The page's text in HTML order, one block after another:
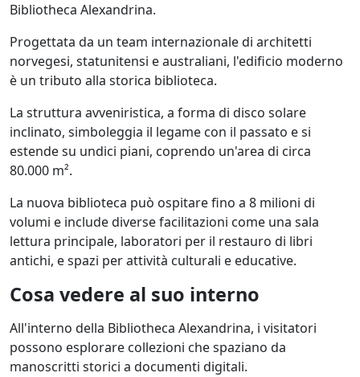
Bibliotheca Alexandrina.
Progettata da un team internazionale di architetti
norvegesi, statunitensi e australiani, l'edificio moderno
è un tributo alla storica biblioteca.
La struttura avveniristica, a forma di disco solare
inclinato, simboleggia il legame con il passato e si
estende su undici piani, coprendo un'area di circa
80.000 m².
La nuova biblioteca può ospitare fino a 8 milioni di
volumi e include diverse facilitazioni come una sala
lettura principale, laboratori per il restauro di libri
antichi, e spazi per attività culturali e educative.
Cosa vedere al suo interno
All'interno della Bibliotheca Alexandrina, i visitatori
possono esplorare collezioni che spaziano da
manoscritti storici a documenti digitali.